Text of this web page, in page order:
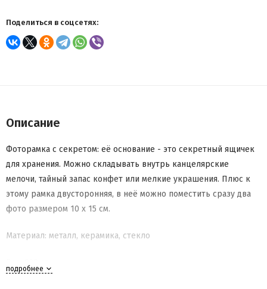
Поделиться в соцсетях:
Описание
Фоторамка с секретом: её основание - это секретный ящичек
для хранения. Можно складывать внутрь канцелярские
мелочи, тайный запас конфет или мелкие украшения. Плюс к
этому рамка двусторонняя, в неё можно поместить сразу два
фото размером 10 х 15 см.
Материал: металл, керамика, стекло
Вес: 830 гр
подробнее